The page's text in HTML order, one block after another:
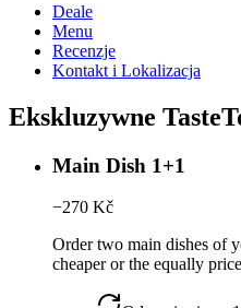
Deale
Menu
Recenzje
Kontakt i Lokalizacja
Ekskluzywne
Main Dish 1+1
−270 Kč
Order two main dishes of
cheaper or the equally